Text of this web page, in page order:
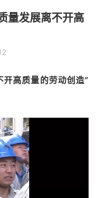
量发展离不开高
开高质量的劳动创造”